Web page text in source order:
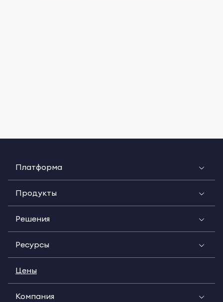
Платформа
Продукты
Решения
Ресурсы
Цены
Компания